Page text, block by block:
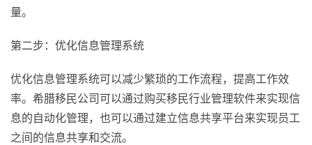
量。
第二步：优化信息管理系统
优化信息管理系统可以减少繁琐的工作流程，提高工作效
率。希腊移民公司可以通过购买移民行业管理软件来实现信
息的自动化管理，也可以通过建立信息共享平台来实现员工
之间的信息共享和交流。